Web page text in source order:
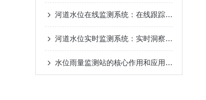
河道水位在线监测系统：在线跟踪河道水位，保障河道水安全
河道水位实时监测系统：实时洞察水位，为水生态保驾护航
水位雨量监测站的核心作用和应用场景